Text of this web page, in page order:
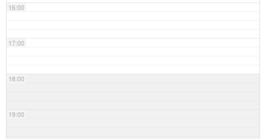
16:00
17:00
18:00
19:00